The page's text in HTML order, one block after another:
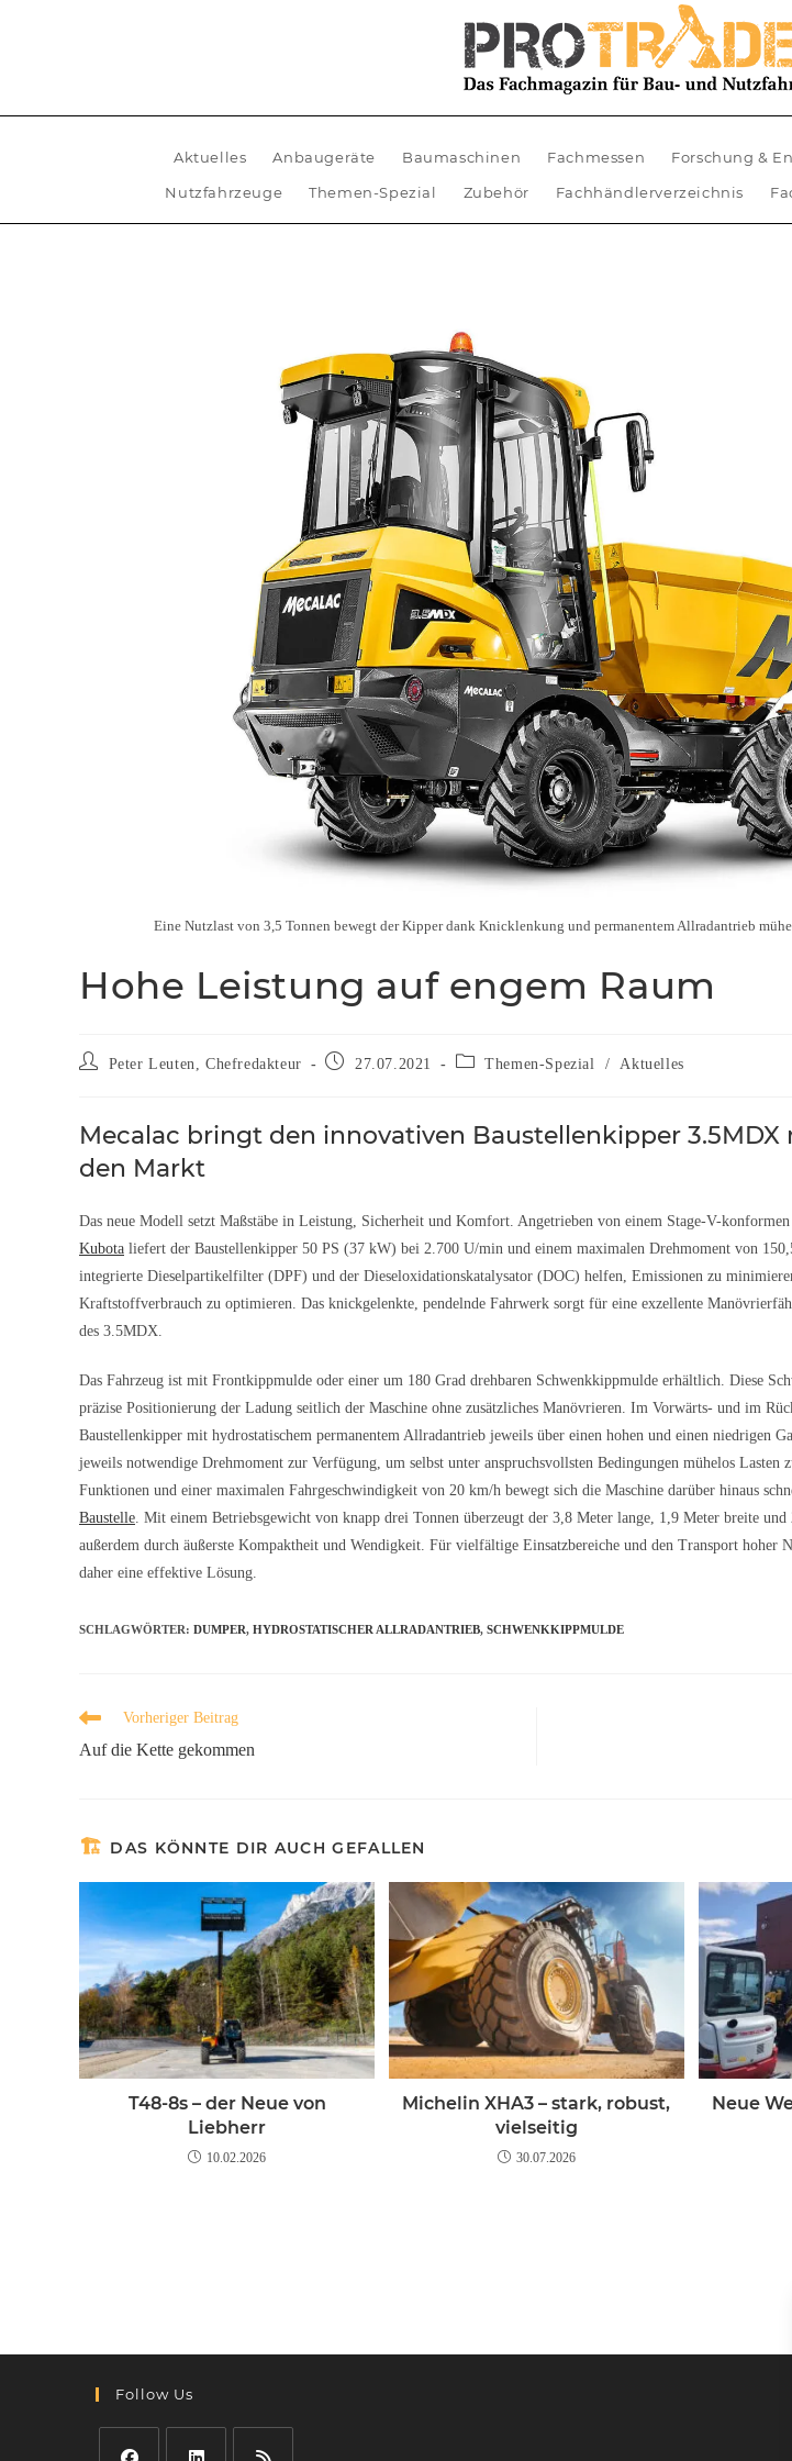
Aktuelles Anbaugeräte Baumaschinen Fachmessen Forschung &
Nutzfahrzeuge
Themen-Spezial Zubehör Fachhändlerverzeichnis
Eine Nutzlast von 3,5 Tonnen bewegt der Kipper dank Knicklenkung und permanentem Allradantrieb
Hohe Leistung auf engem Raum
Peter Leuten, Chefredakteur 27.07.2021 Themen-Spezial / Aktuelles
Mecalac bringt den innovativen Baustellenkipper 3.5MDX
den Markt
Das neue Modell setzt Maßstäbe in Leistung, Sicherheit und Komfort. Angetrieben von einem Stage-V-
Kubota liefert der Baustellenkipper 50 PS (37 kW) bei 2.700 U/min und einem maximalen Drehmoment von
integrierte Dieselpartikelfilter (DPF) und der Dieseloxidationskatalysator (DOC) helfen, Emissionen zu
Kraftstoffverbrauch zu optimieren. Das knickgelenkte, pendelnde Fahrwerk sorgt für eine exzellente
des 3.5MDX.
Das Fahrzeug ist mit Frontkippmulde oder einer um 180 Grad drehbaren Schwenkkippmulde erhältlich. Diese
präzise Positionierung der Ladung seitlich der Maschine ohne zusätzliches Manövrieren. Im Vorwärts- und im
Baustellenkipper mit hydrostatischem permanentem Allradantrieb jeweils über einen hohen und einen niedrigen
jeweils notwendige Drehmoment zur Verfügung, um selbst unter anspruchsvollsten Bedingungen mühelos Lasten
Funktionen und einer maximalen Fahrgeschwindigkeit von 20 km/h bewegt sich die Maschine darüber hinaus
Baustelle Mit einem Betriebsgewicht von knapp drei Tonnen überzeugt der 3,8 Meter lange, 1,9 Meter breite
außerdem durch äußerste Kompaktheit und Wendigkeit. Für vielfältige Einsatzbereiche und den Transport hoher
daher eine effektive Lösung.
SCHLAGWÖRTER: DUMPER, HYDROSTATISCHER ALLRADANTRIEB, SCHWENKKIPPMULDE
Vorheriger Beitrag
Auf die Kette gekommen
DAS KÖNNTE DIR AUCH GEFALLEN
T48-8s – der Neue von
Liebherr
10.02.2026
Michelin XHA3 – stark, robust,
vielseitig
30.07.2026
Neue
Follow Us